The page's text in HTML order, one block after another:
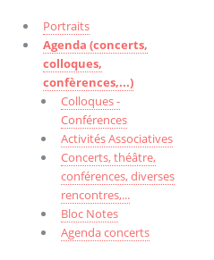
Portraits
Agenda (concerts,
colloques,
confèrences,...)
Colloques -
Conférences
Activités Associatives
Concerts, théâtre,
conférences, diverses
rencontres,...
Bloc Notes
Agenda concerts